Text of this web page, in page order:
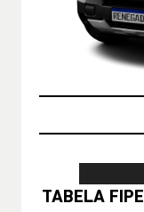
TABELA FIPE NO SEU SEMINOVO + TAXA